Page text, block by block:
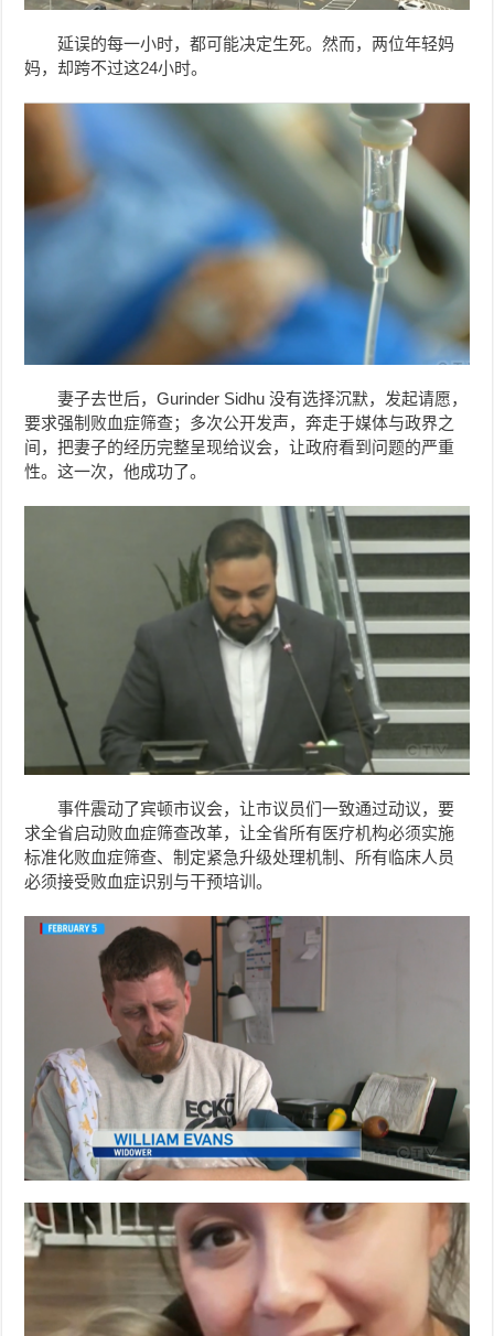
延误的每一小时，都可能决定生死。然而，两位年轻妈
妈，却跨不过这24小时。
妻子去世后，Gurinder Sidhu 没有选择沉默，发起请愿，
要求强制败血症筛查；多次公开发声，奔走于媒体与政界之
间，把妻子的经历完整呈现给议会，让政府看到问题的严重
性。这一次，他成功了。
事件震动了宾顿市议会，让市议员们一致通过动议，要
求全省启动败血症筛查改革，让全省所有医疗机构必须实施
标准化败血症筛查、制定紧急升级处理机制、所有临床人员
必须接受败血症识别与干预培训。